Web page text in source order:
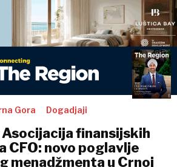
Gora Dogadjaji
Asocijacija finansijskih
CFO: novo poglavlje
menadžmenta u Crnoj